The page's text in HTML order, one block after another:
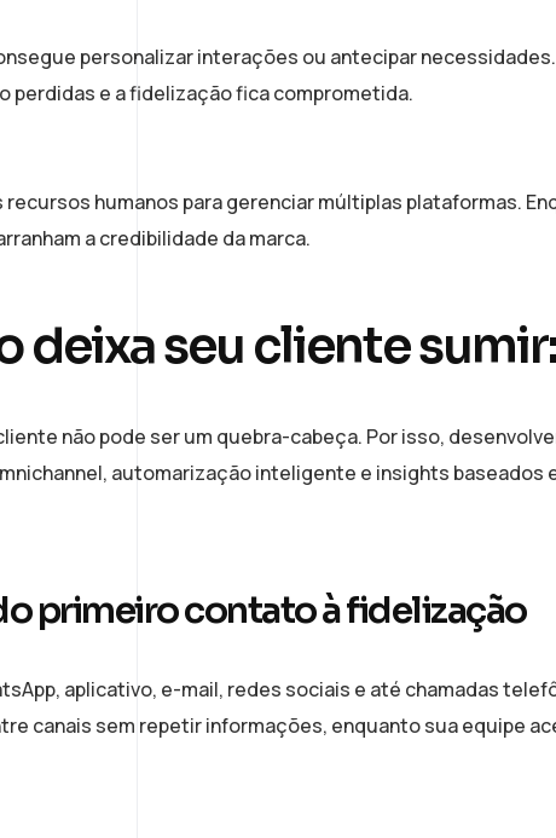
personalizar interações ou antecipar
perdidas e a fidelização fica comprometida.
humanos para gerenciar múltiplas plataformas.
a credibilidade da marca.
deixa seu cliente
não pode ser um quebra-cabeça. Por isso,
automarização inteligente e insights baseados
primeiro contato à fidelização
aplicativo, e-mail, redes sociais e até chamadas
canais sem repetir informações, enquanto sua equipe